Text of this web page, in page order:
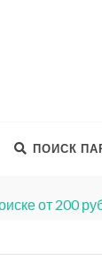
ПОИСК
от 200